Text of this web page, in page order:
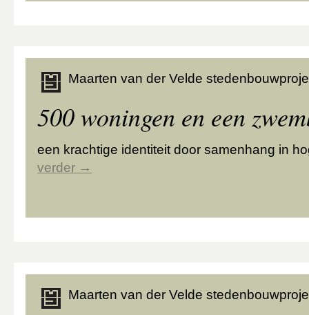
Maarten van der Velde
500 woningen en een
een krachtige identiteit door samenhang in
verder →
Maarten van der Velde